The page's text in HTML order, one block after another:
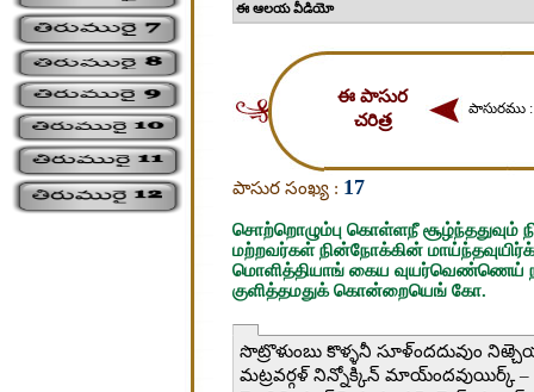
ఈ ఆలయ వీడియో
ఈ పాసుర
చరిత్ర
పాసురము
పాసుర సంఖ్య : 17
சொற்றொழும்பு கொள்ளநீ சூழ்ந்ததுவும்
மற்றவர்கள் நின்நோக்கின் மாய்ந்தவுயிர்க்
மொளித்தியாங் கைய வுயர்வெண்ணெய்
குளித்தமதுக் கொன்றையெங் கோ.
సొట్రొళుంబు కొళ్ళనీ సూళ్ందదువుం
మట్రవర్గళ్ నిన్నోక్కిన్ మాయ్ందవుయిర్క్ –